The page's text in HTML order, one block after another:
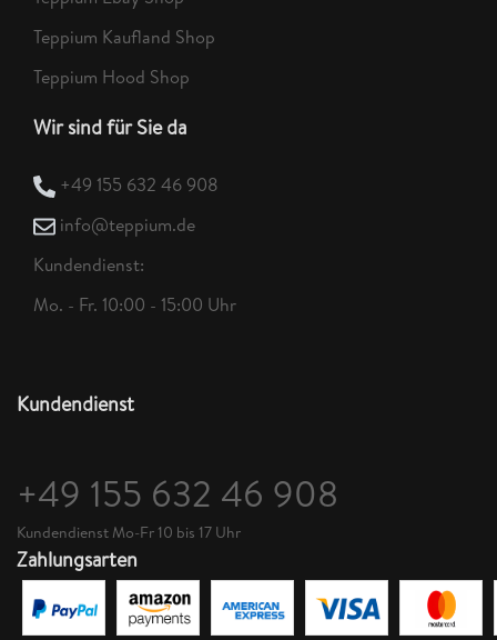
Teppium Kaufland Shop
Teppium Hood Shop
Wir sind für Sie da
+49 155 632 46 908
info@teppium.de
Kundendienst:
Mo. - Fr. 10:00 - 15:00 Uhr
Kundendienst
+49 155 632 46 908
Kundendienst Mo-Fr 10 bis 17 Uhr
Zahlungsarten